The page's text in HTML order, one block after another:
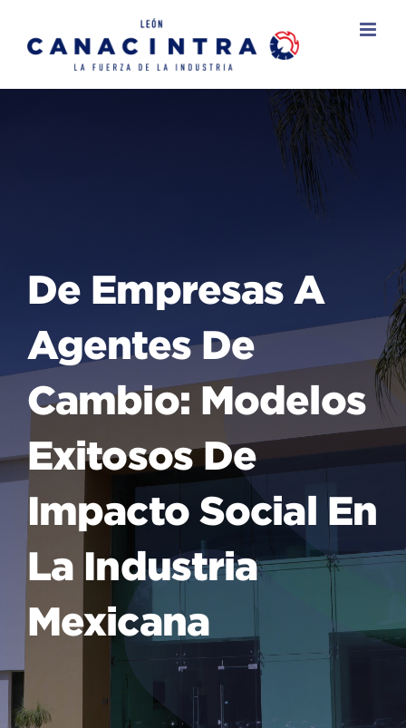
De Empresas A
Agentes De
Cambio: Modelos
Exitosos De
Impacto Social En
La Industria
Mexicana